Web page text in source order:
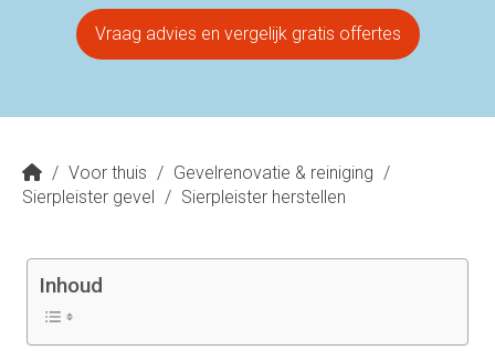
Vraag advies en vergelijk gratis offertes
/ Voor thuis / Gevelrenovatie & reiniging /
Sierpleister gevel
/ Sierpleister herstellen
Inhoud